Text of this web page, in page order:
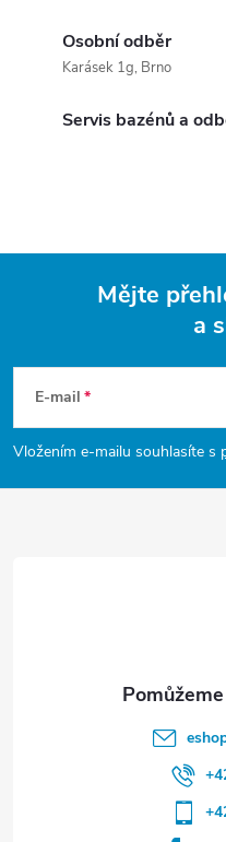
Osobní odběr
Karásek 1g, Brno
Servis bazénů a
p
a
Mějte
a
E-mail
Vložením e-mailu souhlasíte s